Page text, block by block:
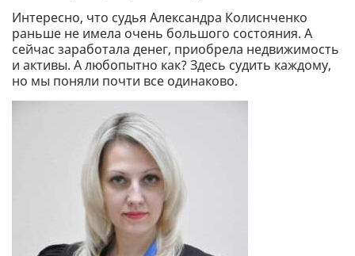
Интересно, что судья Александра Колиснченко
раньше не имела очень большого состояния. А
сейчас заработала денег, приобрела недвижимость
и активы. А любопытно как? Здесь судить каждому,
но мы поняли почти все одинаково.